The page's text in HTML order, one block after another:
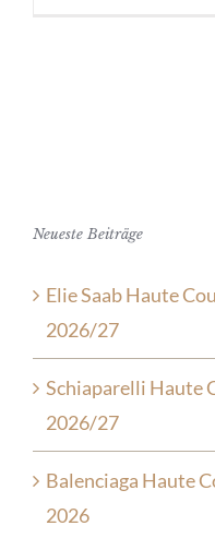
Neueste Beiträge
Elie Saab Haute
2026/27
Schiaparelli Haute
2026/27
Balenciaga Haute
2026